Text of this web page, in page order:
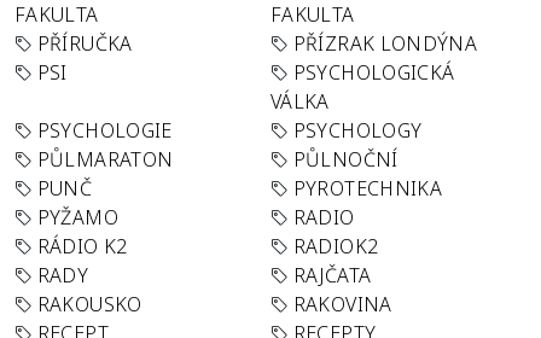
FAKULTA
FAKULTA
PŘÍRUČKA
PŘÍZRAK LONDÝNA
PSI
PSYCHOLOGICKÁ
VÁLKA
PSYCHOLOGIE
PSYCHOLOGY
PŮLMARATON
PŮLNOČNÍ
PUNČ
PYROTECHNIKA
PYŽAMO
RADIO
RÁDIO K2
RADIOK2
RADY
RAJČATA
RAKOUSKO
RAKOVINA